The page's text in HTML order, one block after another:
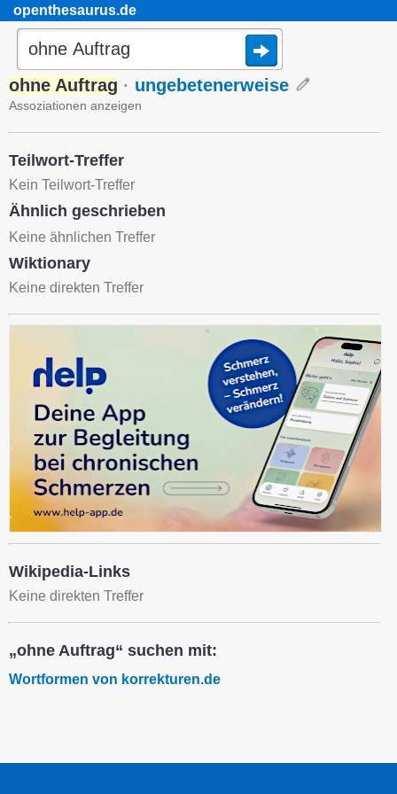
openthesaurus.de
ohne Auftrag · ungebetenerweise
Assoziationen anzeigen
Teilwort-Treffer
Kein Teilwort-Treffer
Ähnlich geschrieben
Keine ähnlichen Treffer
Wiktionary
Keine direkten Treffer
Wikipedia-Links
Keine direkten Treffer
„ohne Auftrag“ suchen mit:
Wortformen von korrekturen.de